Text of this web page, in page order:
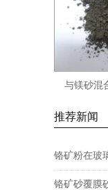
与镁砂混
推荐新闻
铬矿粉在玻
铬矿砂覆膜